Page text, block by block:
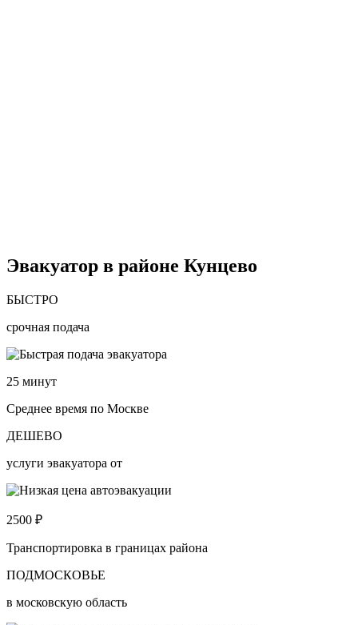
Эвакуатор в районе Кунцево
БЫСТРО
срочная подача
25 минут
Среднее время по Москве
ДЕШЕВО
услуги эвакуатора от
2500 ₽
Транспортировка в границах района
ПОДМОСКОВЬЕ
в московскую область